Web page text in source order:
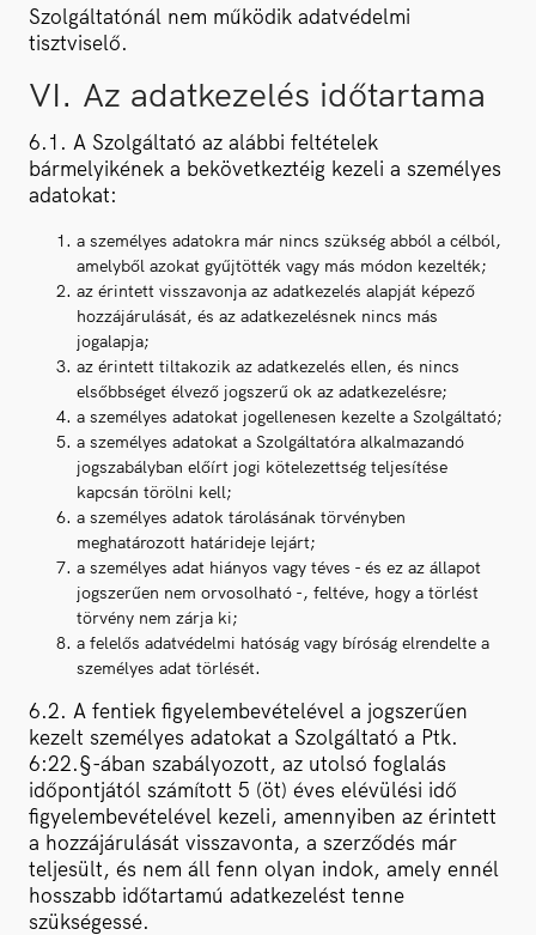
Szolgáltatónál nem működik adatvédelmi
tisztviselő.
VI. Az adatkezelés időtartama
6.1. A Szolgáltató az alábbi feltételek
bármelyikének a bekövetkeztéig kezeli a személyes
adatokat:
a személyes adatokra már nincs szükség abból a célból,
amelyből azokat gyűjtötték vagy más módon kezelték;
az érintett visszavonja az adatkezelés alapját képező
hozzájárulását, és az adatkezelésnek nincs más
jogalapja;
az érintett tiltakozik az adatkezelés ellen, és nincs
elsőbbséget élvező jogszerű ok az adatkezelésre;
a személyes adatokat jogellenesen kezelte a Szolgáltató;
a személyes adatokat a Szolgáltatóra alkalmazandó
jogszabályban előírt jogi kötelezettség teljesítése
kapcsán törölni kell;
a személyes adatok tárolásának törvényben
meghatározott határideje lejárt;
a személyes adat hiányos vagy téves - és ez az állapot
jogszerűen nem orvosolható -, feltéve, hogy a törlést
törvény nem zárja ki;
a felelős adatvédelmi hatóság vagy bíróság elrendelte a
személyes adat törlését.
6.2. A fentiek figyelembevételével a jogszerűen
kezelt személyes adatokat a Szolgáltató a Ptk.
6:22.§-ában szabályozott, az utolsó foglalás
időpontjától számított 5 (öt) éves elévülési idő
figyelembevételével kezeli, amennyiben az érintett
a hozzájárulását visszavonta, a szerződés már
teljesült, és nem áll fenn olyan indok, amely ennél
hosszabb időtartamú adatkezelést tenne
szükségessé.